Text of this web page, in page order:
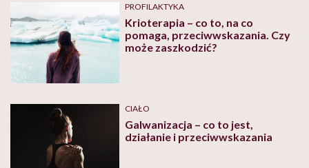
PROFILAKTYKA
Krioterapia – co to, na co
pomaga, przeciwwskazania. Czy
może zaszkodzić?
CIAŁO
Galwanizacja – co to jest,
działanie i przeciwwskazania